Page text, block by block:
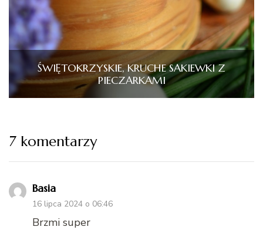
ŚWIĘTOKRZYSKIE, KRUCHE SAKIEWKI Z
PIECZARKAMI
7 komentarzy
Basia
16 lipca 2024 o 06:46
Brzmi super